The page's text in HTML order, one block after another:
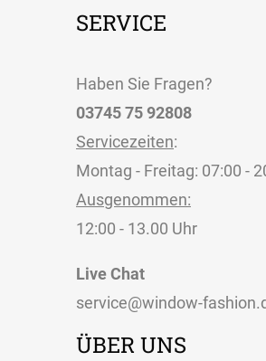
SERVICE
Haben Sie Fragen?
03745 75 92808
Servicezeiten:
Montag - Freitag: 07:00 -
Ausgenommen:
12:00 - 13.00 Uhr
Live Chat
service@window-
ÜBER UNS